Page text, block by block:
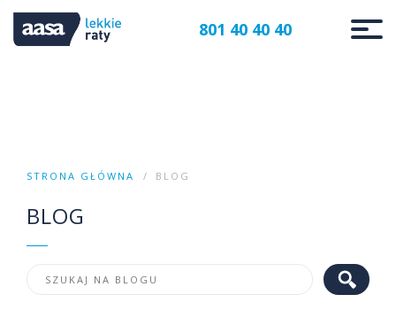
801 40 40 40
STRONA GŁÓWNA BLOG
BLOG